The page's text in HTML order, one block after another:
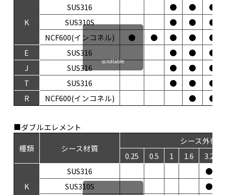
K
SUS316 ● ●
●
SUS310S
● ●
●
NCF600(インコネル)
● ● ● ●
●
E
SUS316 ● ●
●
J
SUS316 ● ●
●
T
SUS316 ● ●
●
R
NCF600(インコネル) ● ●
scrollable
■ダブルエレメント
種類
シース材質
シース外径
0.25
0.5 1 1.6 3.2
K
SUS316 ●
SUS310S
●